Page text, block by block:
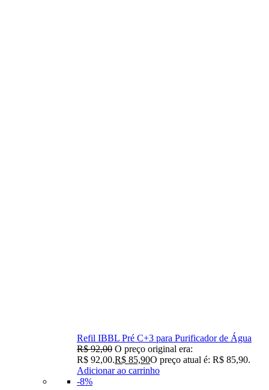
Refil IBBL Pré C+3 para Purificador de Água
R$92,00 O preço original era:
R$ 92,00.R$ 85,90O preço atual é: R$ 85,90.
Adicionar ao carrinho
-8%